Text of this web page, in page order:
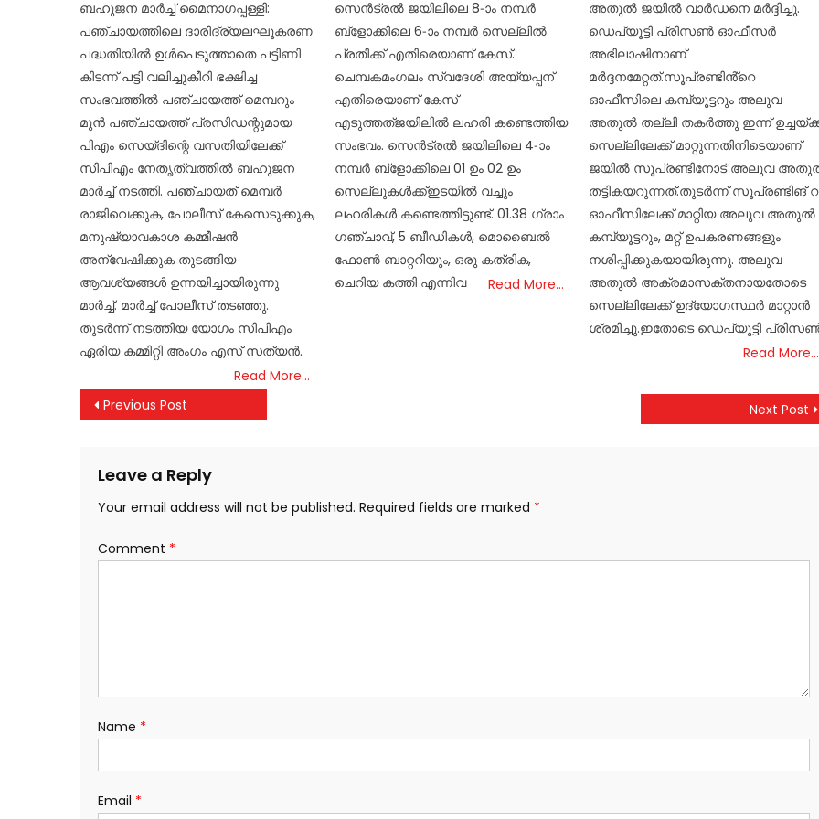
ബഹുജന മാർച്ച്‌ മൈനാഗപ്പള്ളി:
പഞ്ചായത്തിലെ ദാരിദ്ര്യലഘൂകരണ
പദ്ധതിയിൽ ഉൾപെടുത്താതെ പട്ടിണി
കിടന്ന് പട്ടി വലിച്ചുകീറി ഭക്ഷിച്ച
സംഭവത്തിൽ പഞ്ചായത്ത്‌ മെമ്പറും
മുൻ പഞ്ചായത്ത്‌ പ്രസിഡന്റുമായ
പിഎം സെയ്ദിന്റെ വസതിയിലേക്ക്
സിപിഎം നേതൃത്വത്തിൽ ബഹുജന
മാർച്ച്‌ നടത്തി. പഞ്ചായത് മെമ്പർ
രാജിവെക്കുക, പോലീസ് കേസെടുക്കുക,
മനുഷ്യാവകാശ കമ്മീഷൻ
അന്വേഷിക്കുക തുടങ്ങിയ
ആവശ്യങ്ങൾ ഉന്നയിച്ചായിരുന്നു
മാർച്ച്‌. മാർച്ച്‌ പോലീസ് തടഞ്ഞു.
തുടർന്ന് നടത്തിയ യോഗം സിപിഎം
ഏരിയ കമ്മിറ്റി അംഗം എസ് സത്യൻ.
Read More…
സെൻട്രൽ ജയിലിലെ 8-ാം നമ്പർ
ബ്ളോക്കിലെ 6-ാം നമ്പർ സെല്ലിൽ
പ്രതിക്ക് എതിരെയാണ് കേസ്.
ചെമ്പകമംഗലം സ്വദേശി അയ്യപ്പന്
എതിരെയാണ് കേസ്
എടുത്തത്ജയിലിൽ ലഹരി കണ്ടെത്തിയ
സംഭവം. സെൻട്രൽ ജയിലിലെ 4-ാം
നമ്പർ ബ്ളോക്കിലെ 01 ഉം 02 ഉം
സെല്ലുകൾക്ക്ഇടയിൽ വച്ചും
ലഹരികൾ കണ്ടെത്തിട്ടുണ്ട്. 01.38 ഗ്രാം
ഗഞ്ചാവ്, 5 ബീഡികൾ, മൊബൈൽ
ഫോൺ ബാറ്ററിയും, ഒരു കത്രിക,
ചെറിയ കത്തി എന്നിവ
Read More…
അതുൽ ജയിൽ വാർഡനെ മർദ്ദിച്ചു.
ഡെപ്യൂട്ടി പ്രിസൺ ഓഫീസർ
അഭിലാഷിനാണ്
മർദ്ദനമേറ്റത്.സൂപ്രണ്ടിൻ്റെ
ഓഫീസിലെ കമ്പ്യൂട്ടറും അലുവ
അതുൽ തല്ലി തകർത്തു ഇന്ന്
സെല്ലിലേക്ക് മാറ്റുന്നതിനിടെയാണ്
ജയിൽ സൂപ്രണ്ടിനോട് അലുവ
തട്ടികയറുന്നത്.തുടർന്ന് സൂപ്രണ്ടിങ് റ
ഓഫീസിലേക്ക് മാറ്റിയ അലുവ അതുൽ
കമ്പ്യൂട്ടറും, മറ്റ് ഉപകരണങ്ങളും
നശിപ്പിക്കുകയായിരുന്നു. അലുവ
അതുൽ അക്രമാസക്തനായതോടെ
സെല്ലിലേക്ക് ഉദ്യോഗസ്ഥർ മാറ്റാൻ
ശ്രമിച്ചു.ഇതോടെ ഡെപ്യൂട്ടി
Read More…
Post
Previous Post Next Post
Leave a Reply
Your email address will not be published. Required fields are marked *
Comment *
Name *
Email *